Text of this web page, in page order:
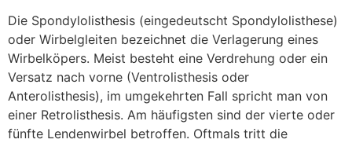
Die Spondylolisthesis (eingedeutscht Spondylolisthese)
oder Wirbelgleiten bezeichnet die Verlagerung eines
Wirbelköpers. Meist besteht eine Verdrehung oder ein
Versatz nach vorne (Ventrolisthesis oder
Anterolisthesis), im umgekehrten Fall spricht man von
einer Retrolisthesis. Am häufigsten sind der vierte oder
fünfte Lendenwirbel betroffen. Oftmals tritt die